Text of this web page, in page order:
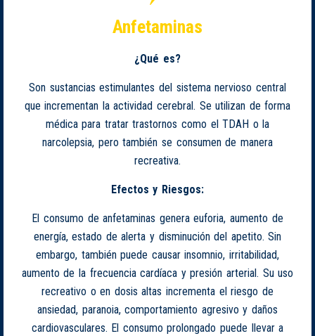
Anfetaminas
¿Qué es?
Son sustancias estimulantes del sistema nervioso central
que incrementan la actividad cerebral. Se utilizan de forma
médica para tratar trastornos como el TDAH o la
narcolepsia, pero también se consumen de manera
recreativa.
Efectos y Riesgos:
El consumo de anfetaminas genera euforia, aumento de
energía, estado de alerta y disminución del apetito. Sin
embargo, también puede causar insomnio, irritabilidad,
aumento de la frecuencia cardíaca y presión arterial. Su uso
recreativo o en dosis altas incrementa el riesgo de
ansiedad, paranoia, comportamiento agresivo y daños
cardiovasculares. El consumo prolongado puede llevar a